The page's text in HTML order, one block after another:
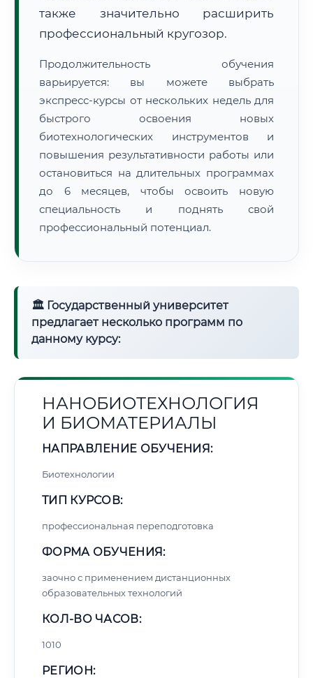
🔍Нажмите на документ для увеличения и просмотра
также значительно расширить
профессиональный кругозор.
Продолжительность обучения
варьируется: вы можете выбрать
экспресс-курсы от нескольких недель для
быстрого освоения новых
биотехнологических инструментов и
повышения результативности работы или
остановиться на длительных программах
до 6 месяцев, чтобы освоить новую
специальность и поднять свой
профессиональный потенциал.
🏛 Государственный университет
предлагает несколько программ по
данному курсу:
НАНОБИОТЕХНОЛОГИЯ
И БИОМАТЕРИАЛЫ
НАПРАВЛЕНИЕ ОБУЧЕНИЯ:
Биотехнологии
ТИП КУРСОВ:
профессиональная переподготовка
ФОРМА ОБУЧЕНИЯ:
заочно с применением дистанционных
образовательных технологий
КОЛ-ВО ЧАСОВ:
1010
РЕГИОН: